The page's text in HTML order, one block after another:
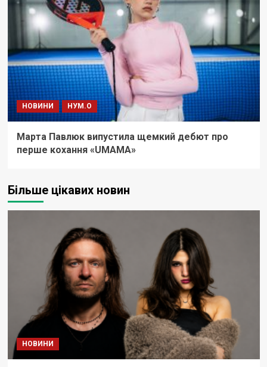
НОВИНИ НУМ.О
Марта Павлюк випустила щемкий дебют про
перше кохання «UМАМА»
Більше цікавих новин
НОВИНИ